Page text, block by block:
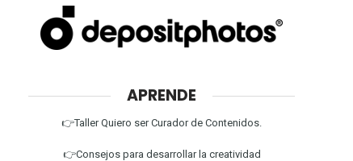
APRENDE
👉Taller Quiero ser Curador de Contenidos.
👉Consejos para desarrollar la creatividad